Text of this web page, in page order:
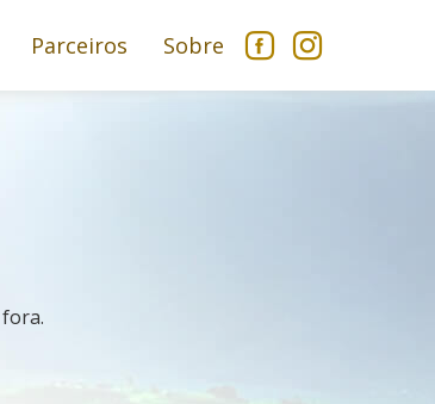
Parceiros Sobre